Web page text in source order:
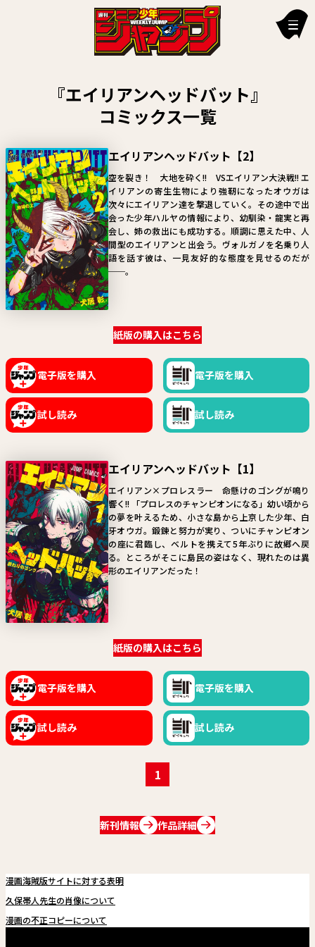
編集部からのお知らせ
連載作品
雑誌
定期購読
イチオシ情報
漫画賞
関連リンク
『エイリアンヘッドバット』
コミックス一覧
エイリアンヘッドバット【2】
空を裂き！ 大地を砕く!! VSエイリアン大決戦!! エ
イリアンの寄生生物により強靭になったオウガは
次々にエイリアン達を撃退していく。その途中で出
会った少年ハルヤの情報により、幼馴染・龍実と再
会し、姉の救出にも成功する。順調に思えた中、人
間型のエイリアンと出会う。ヴォルガノを名乗り人
語を話す彼は、一見友好的な態度を見せるのだが
──。
紙版の購入はこちら
電子版を購入 電子版を購入
試し読み 試し読み
エイリアンヘッドバット【1】
エイリアン×プロレスラー 命懸けのゴングが鳴り
響く!! 「プロレスのチャンピオンになる」幼い頃から
の夢を叶えるため、小さな島から上京した少年、白
牙オウガ。鍛錬と努力が実り、ついにチャンピオン
の座に君臨し、ベルトを携えて5年ぶりに故郷へ戻
る。ところがそこに島民の姿はなく、現れたのは異
形のエイリアンだった！
紙版の購入はこちら
電子版を購入 電子版を購入
試し読み 試し読み
1
新刊情報 作品詳細
漫画海賊版サイトに対する表明
久保帯人先生の肖像について
漫画の不正コピーについて